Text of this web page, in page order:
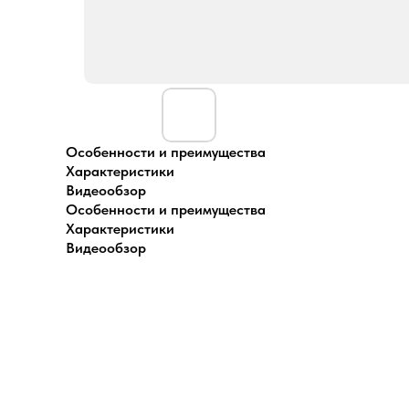
Особенности и преимущества
Характеристики
Видеообзор
Особенности и преимущества
Характеристики
Видеообзор